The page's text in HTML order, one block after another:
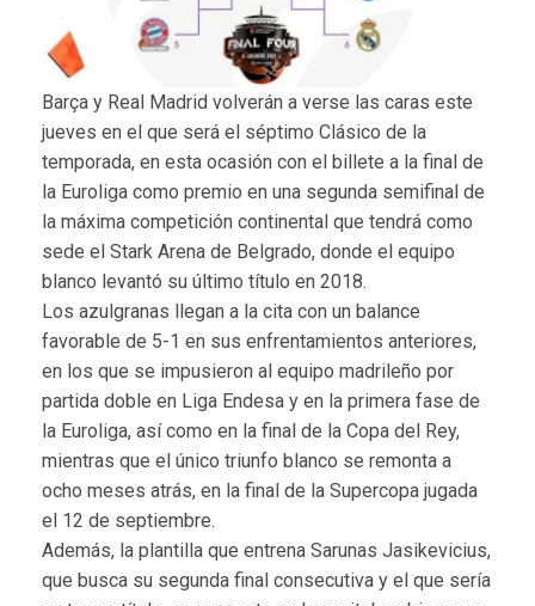
Barça y Real Madrid volverán a verse las caras este
jueves en el que será el séptimo Clásico de la
temporada, en esta ocasión con el billete a la final de
la Euroliga como premio en una segunda semifinal de
la máxima competición continental que tendrá como
sede el Stark Arena de Belgrado, donde el equipo
blanco levantó su último título en 2018.
Los azulgranas llegan a la cita con un balance
favorable de 5-1 en sus enfrentamientos anteriores,
en los que se impusieron al equipo madrileño por
partida doble en Liga Endesa y en la primera fase de
la Euroliga, así como en la final de la Copa del Rey,
mientras que el único triunfo blanco se remonta a
ocho meses atrás, en la final de la Supercopa jugada
el 12 de septiembre.
Además, la plantilla que entrena Sarunas Jasikevicius,
que busca su segunda final consecutiva y el que sería